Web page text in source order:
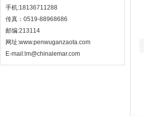
手机:18136711288
传真：0519-88968686
邮编:213114
网址:www.penwuganzaota.com
E-mail:lm@chinalemar.com